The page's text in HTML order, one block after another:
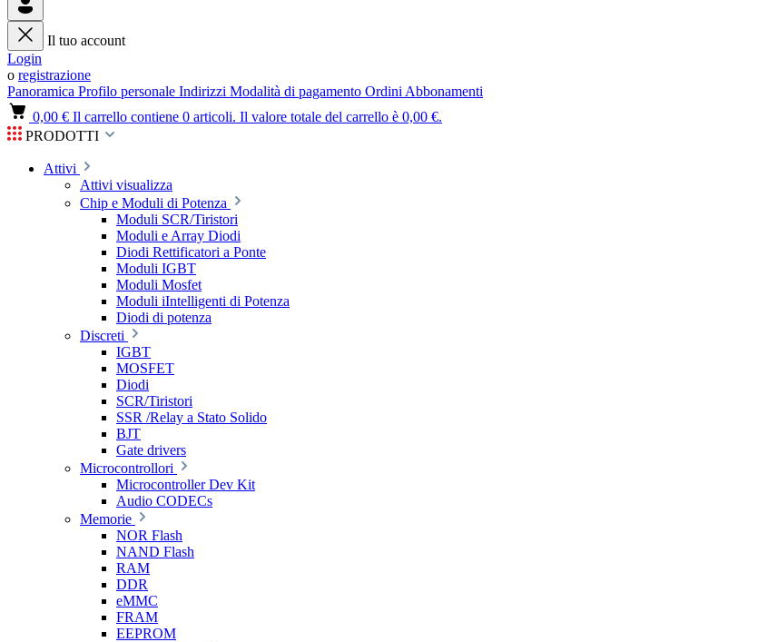
Il tuo account
Login
o registrazione
Panoramica Profilo personale Indirizzi Modalità di pagamento Ordini Abbonamenti
0,00 € Il carrello contiene 0 articoli. Il valore totale del carrello è 0,00 €.
PRODOTTI
Attivi
Attivi visualizza
Chip e Moduli di Potenza
Moduli SCR/Tiristori
Moduli e Array Diodi
Diodi Rettificatori a Ponte
Moduli IGBT
Moduli Mosfet
Moduli iIntelligenti di Potenza
Diodi di potenza
Discreti
IGBT
MOSFET
Diodi
SCR/Tiristori
SSR /Relay a Stato Solido
BJT
Gate drivers
Microcontrollori
Microcontroller Dev Kit
Audio CODECs
Memorie
NOR Flash
NAND Flash
RAM
DDR
eMMC
FRAM
EEPROM